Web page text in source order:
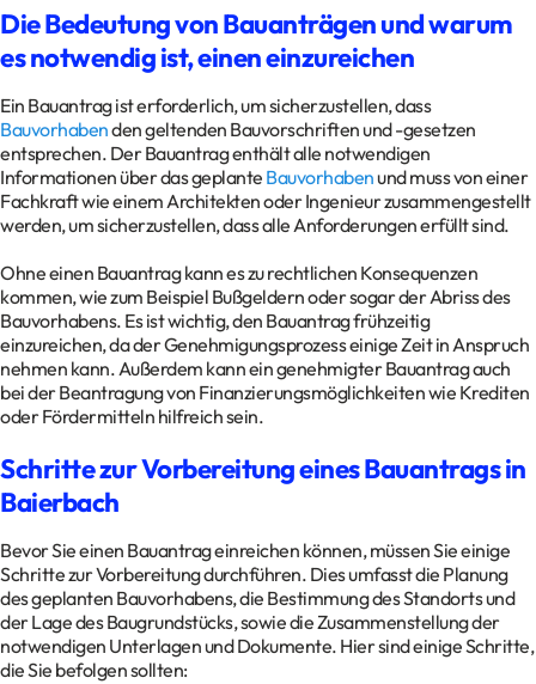
Die Bedeutung von Bauanträgen und warum
es notwendig ist, einen einzureichen
Ein Bauantrag ist erforderlich, um sicherzustellen, dass
Bauvorhabenden geltenden Bauvorschriften und -gesetzen
entsprechen. Der Bauantrag enthält alle notwendigen
Informationen über das geplante Bauvorhabenund muss von einer
Fachkraft wie einem Architekten oder Ingenieur zusammengestellt
werden, um sicherzustellen, dass alle Anforderungen erfüllt sind.
Ohne einen Bauantrag kann es zu rechtlichen Konsequenzen
kommen, wie zum Beispiel Bußgeldern oder sogar der Abriss des
Bauvorhabens. Es ist wichtig, den Bauantrag frühzeitig
einzureichen, da der Genehmigungsprozess einige Zeit in Anspruch
nehmen kann. Außerdem kann ein genehmigter Bauantrag auch
bei der Beantragung von Finanzierungsmöglichkeiten wie Krediten
oder Fördermitteln hilfreich sein.
Schritte zur Vorbereitung eines Bauantrags in
Baierbach
Bevor Sie einen Bauantrag einreichen können, müssen Sie einige
Schritte zur Vorbereitung durchführen. Dies umfasst die Planung
des geplanten Bauvorhabens, die Bestimmung des Standorts und
der Lage des Baugrundstücks, sowie die Zusammenstellung der
notwendigen Unterlagen und Dokumente. Hier sind einige Schritte,
die Sie befolgen sollten: